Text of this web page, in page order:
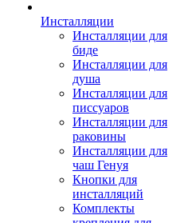
Инсталляции
Инсталляции для
биде
Инсталляции для
душа
Инсталляции для
писсуаров
Инсталляции для
раковины
Инсталляции для
чаш Генуя
Кнопки для
инсталляций
Комплекты